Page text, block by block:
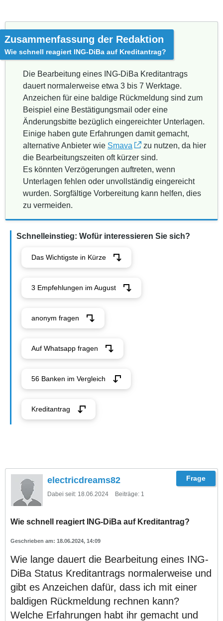
Zusammenfassung der Redaktion
Wie schnell reagiert ING-DiBa auf Kreditantrag?
Die Bearbeitung eines ING-DiBa Kreditantrags
dauert normalerweise etwa 3 bis 7 Werktage.
Anzeichen für eine baldige Rückmeldung sind zum
Beispiel eine Bestätigungsmail oder eine
Änderungsbitte bezüglich eingereichter Unterlagen.
Einige haben gute Erfahrungen damit gemacht,
alternative Anbieter wie Smava
zu nutzen, da hier
die Bearbeitungszeiten oft kürzer sind.
Es könnten Verzögerungen auftreten, wenn
Unterlagen fehlen oder unvollständig eingereicht
wurden. Sorgfältige Vorbereitung kann helfen, dies
zu vermeiden.
Schnelleinstieg: Wofür interessieren Sie sich?
Das Wichtigste in Kürze
3 Empfehlungen im August
anonym fragen
Auf Whatsapp fragen
56 Banken im Vergleich
Kreditantrag
electricdreams82
Dabei seit: 18.06.2024 Beiträge: 1
Wie schnell reagiert ING-DiBa auf Kreditantrag?
18.06.2024, 14:09
Wie lange dauert die Bearbeitung eines ING-
DiBa Status Kreditantrags normalerweise und
gibt es Anzeichen dafür, dass ich mit einer
baldigen Rückmeldung rechnen kann?
Welche Erfahrungen habt ihr gemacht und